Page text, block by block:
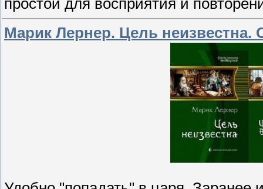
простой для восприятия и
Марик Лернер. Цель неизвестна.